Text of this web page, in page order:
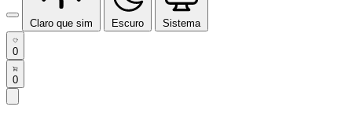
Claro que sim Escuro Sistema
0
0